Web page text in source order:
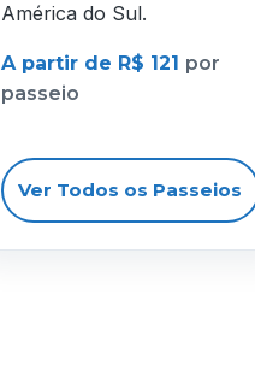
América do Sul.
A partir de R$ 121 por
passeio
Ver Todos os Passeios